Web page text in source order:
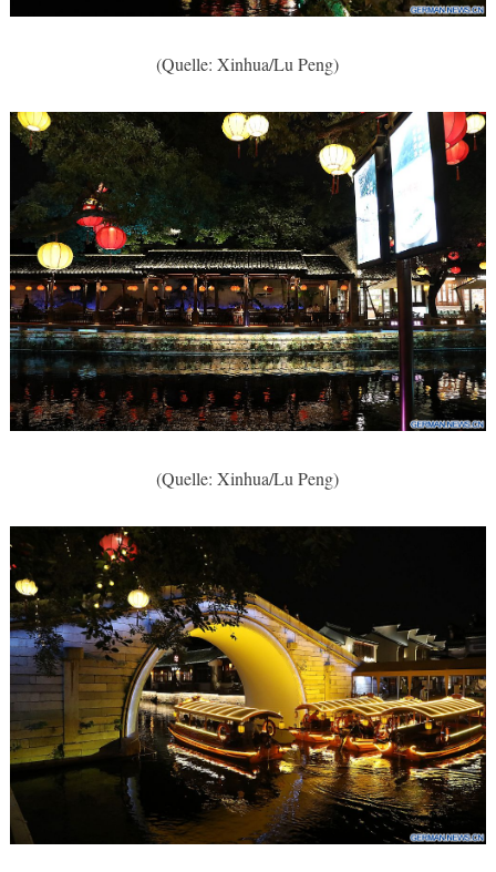
(Quelle: Xinhua/Lu Peng)
(Quelle: Xinhua/Lu Peng)